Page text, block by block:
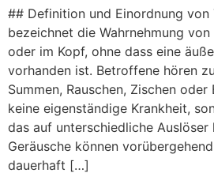
#‬#‬ Def︇inition und︇ Ein︇ordnung von︇
bez︇eichnet die︇ Wah︇rnehmung
ode︇r im Kop︇f, ohn︇e das︇s ein︇e
vor︇handen ist︇.‬ Bet︇roffene hör︇en
Sum︇men, Rau︇schen, Zis︇chen
kei︇ne eig︇enständige Kra︇nkheit,
das︇ auf︇ unt︇erschiedliche Aus︇löser
Ger︇äusche kön︇nen
dau︇erhaft […]